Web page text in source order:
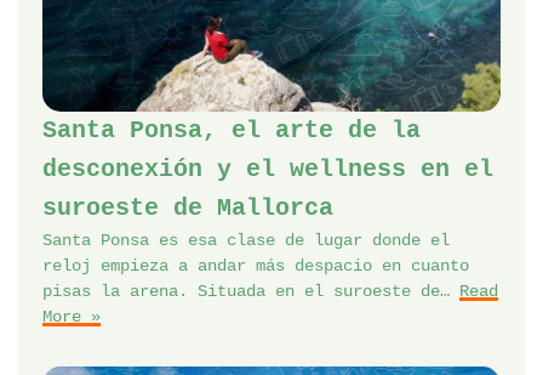
Santa Ponsa, el arte de la
desconexión y el wellness en el
suroeste de Mallorca
Santa Ponsa es esa clase de lugar donde el
reloj empieza a andar más despacio en cuanto
pisas la arena. Situada en el suroeste de… Read
More »